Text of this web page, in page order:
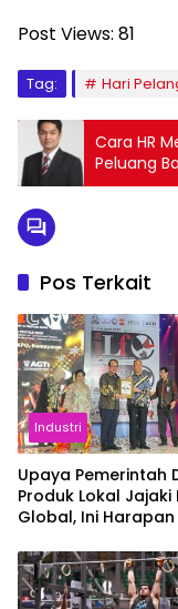
Post Views: 81
Tag: Hari
Cara HR
Peluang
Pos Terkait
Industri
Upaya Pemerintah
Produk Lokal Jajaki
Global, Ini
dan IGT Expo 2026